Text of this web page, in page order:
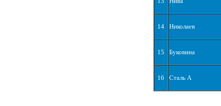
14 Николаев
15 Буковина
16 Сталь А